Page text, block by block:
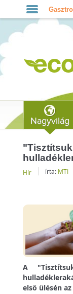
Gasztro
Nagyvilág
Hír írta: MTI
A
első ülésén